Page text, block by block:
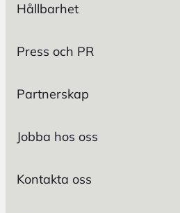
Hållbarhet
Press och PR
Partnerskap
Jobba hos oss
Kontakta oss